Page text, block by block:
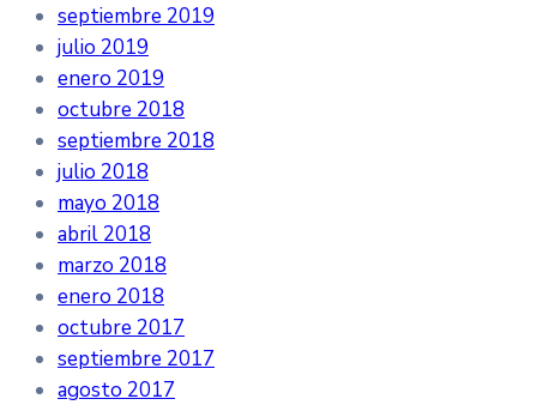
septiembre 2019
julio 2019
enero 2019
octubre 2018
septiembre 2018
julio 2018
mayo 2018
abril 2018
marzo 2018
enero 2018
octubre 2017
septiembre 2017
agosto 2017